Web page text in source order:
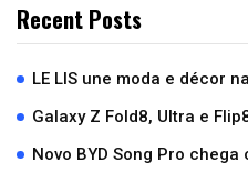
Recent Posts
LE LIS une moda e décor
Galaxy Z Fold8, Ultra e
Novo BYD Song Pro